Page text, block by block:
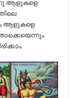
ആളുകളെ
ആളുകളെ